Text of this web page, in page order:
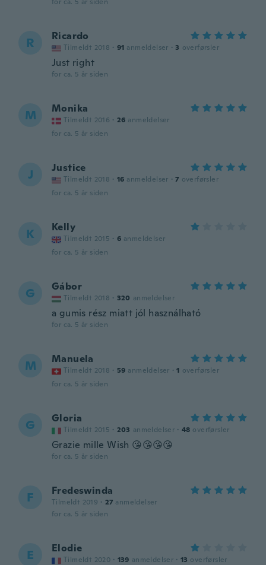
R Ricardo
Tilmeldt 2018 · 91 anmeldelser · 3 overførsler
Just right
for ca. 5 år siden
M Monika
Tilmeldt 2016 · 26 anmeldelser
for ca. 5 år siden
J Justice
Tilmeldt 2018 · 16 anmeldelser · 7 overførsler
for ca. 5 år siden
K Kelly
Tilmeldt 2015 · 6 anmeldelser
for ca. 5 år siden
G Gábor
Tilmeldt 2018 · 320 anmeldelser
a gumis rész miatt jól használható
for ca. 5 år siden
M Manuela
Tilmeldt 2018 · 59 anmeldelser · 1 overførsler
for ca. 5 år siden
G Gloria
Tilmeldt 2015 · 203 anmeldelser · 48 overførsler
Grazie mille Wish 😘😘😘😘
for ca. 5 år siden
F Fredeswinda
Tilmeldt 2019 · 27 anmeldelser
for ca. 5 år siden
E Elodie
Tilmeldt 2020 · 139 anmeldelser · 13 overførsler